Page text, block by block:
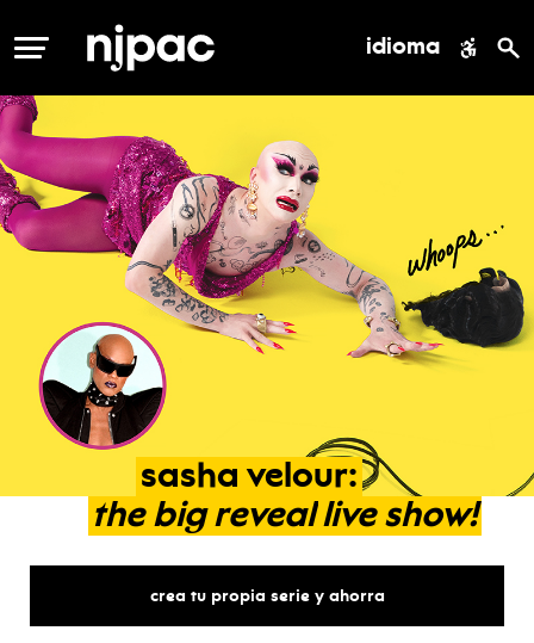
MENÚ idioma
sasha velour:
the big reveal live show!
crea tu propia serie y ahorra